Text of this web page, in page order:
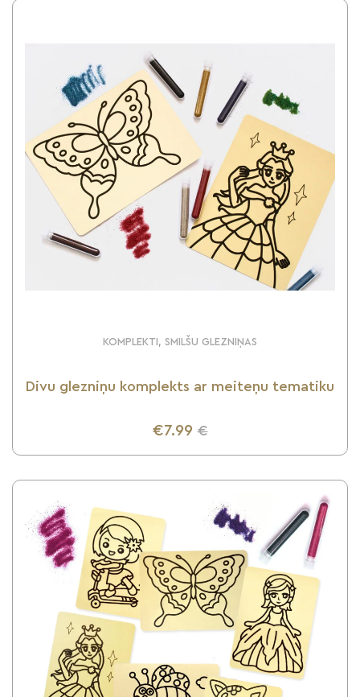
KOMPLEKTI, SMILŠU GLEZNIŅAS
Divu glezniņu komplekts ar meiteņu tematiku
€7.99 €
UZZINI VAIRĀK